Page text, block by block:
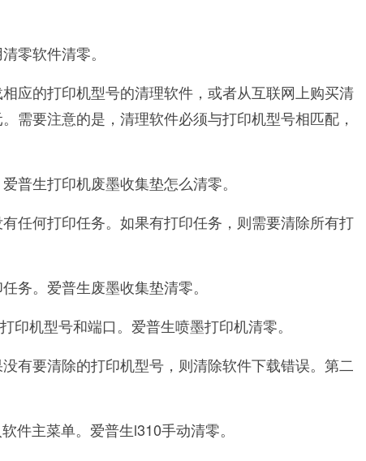
零软件清零。
应的打印机型号的清理软件，或者从互联网上购买清
需要注意的是，清理软件必须与打印机型号相匹配，
普生打印机废墨收集垫怎么清零。
任何打印任务。如果有打印任务，则需要清除所有打
务。爱普生废墨收集垫清零。
印机型号和端口。爱普生喷墨打印机清零。
有要清除的打印机型号，则清除软件下载错误。第二
件主菜单。爱普生l310手动清零。